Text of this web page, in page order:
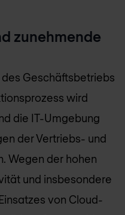
zunehmende
Geschäftsbetriebs
wird
die IT-Umgebung
der Vertriebs- und
Wegen der hohen
und insbesondere
von Cloud-